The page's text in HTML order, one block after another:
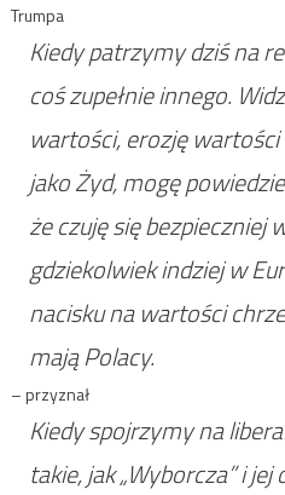
Trumpa
Kiedy patrzymy dziś na
coś zupełnie innego.
wartości, erozję
jako Żyd, mogę
że czuję się bezpieczniej
gdziekolwiek indziej w
nacisku na wartości
mają Polacy.
– przyznał
Kiedy spojrzymy na
takie, jak „Wyborcza” i